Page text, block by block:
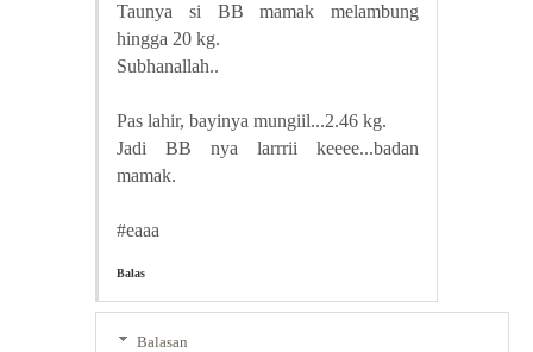
Taunya si BB mamak melambung
hingga 20 kg.
Subhanallah..
Pas lahir, bayinya mungiil...2.46 kg.
Jadi BB nya larrrii keeee...badan
mamak.
#eaaa
Balas
Balasan